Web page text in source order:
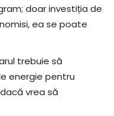
doar investiția de
ea se poate
trebuie să
energie pentru
vrea să